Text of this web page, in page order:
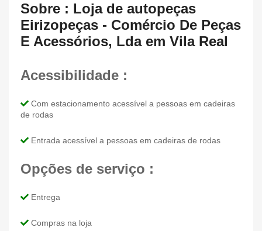
Sobre : Loja de autopeças
Eirizopeças - Comércio De Peças
E Acessórios, Lda em Vila Real
Acessibilidade :
Com estacionamento acessível a pessoas em cadeiras
de rodas
Entrada acessível a pessoas em cadeiras de rodas
Opções de serviço :
Entrega
Compras na loja